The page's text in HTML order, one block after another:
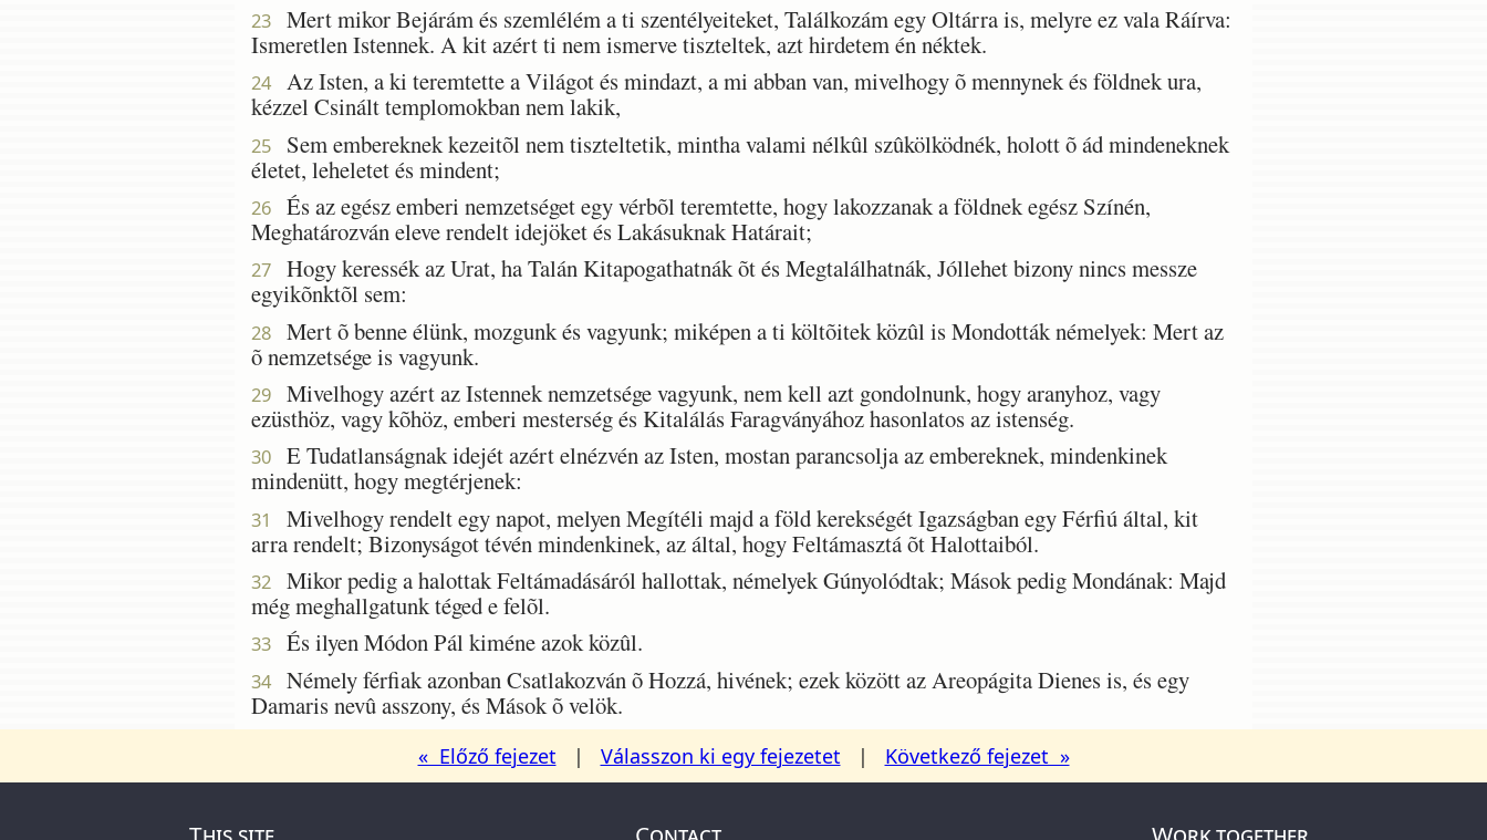
23
Mert mikor Bejárám és szemlélém a ti szentélyeiteket, Találkozám egy Oltárra is, melyre ez vala Ráírva:
Ismeretlen Istennek. A kit azért ti nem ismerve tiszteltek, azt hirdetem én néktek.
24
Az Isten, a ki teremtette a Világot és mindazt, a mi abban van, mivelhogy õ mennynek és földnek ura,
kézzel Csinált templomokban nem lakik,
25
Sem embereknek kezeitõl nem tiszteltetik, mintha valami nélkûl szûkölködnék, holott õ ád mindeneknek
életet, leheletet és mindent;
26
És az egész emberi nemzetséget egy vérbõl teremtette, hogy lakozzanak a földnek egész Színén,
Meghatározván eleve rendelt idejöket és Lakásuknak Határait;
27
Hogy keressék az Urat, ha Talán Kitapogathatnák õt és Megtalálhatnák, Jóllehet bizony nincs messze
egyikõnktõl sem:
28
Mert õ benne élünk, mozgunk és vagyunk; miképen a ti költõitek közûl is Mondották némelyek: Mert az
õ nemzetsége is vagyunk.
29
Mivelhogy azért az Istennek nemzetsége vagyunk, nem kell azt gondolnunk, hogy aranyhoz, vagy
ezüsthöz, vagy kõhöz, emberi mesterség és Kitalálás Faragványához hasonlatos az istenség.
30
E Tudatlanságnak idejét azért elnézvén az Isten, mostan parancsolja az embereknek, mindenkinek
mindenütt, hogy megtérjenek:
31
Mivelhogy rendelt egy napot, melyen Megítéli majd a föld kerekségét Igazságban egy Férfiú által, kit
arra rendelt; Bizonyságot tévén mindenkinek, az által, hogy Feltámasztá õt Halottaiból.
32
Mikor pedig a halottak Feltámadásáról hallottak, némelyek Gúnyolódtak; Mások pedig Mondának: Majd
még meghallgatunk téged e felõl.
33 És ilyen Módon Pál kiméne azok közûl.
34
Némely férfiak azonban Csatlakozván õ Hozzá, hivének; ezek között az Areopágita Dienes is, és egy
Damaris nevû asszony, és Mások õ velök.
« Előző fejezet | Válasszon ki egy fejezetet | Következő fejezet »